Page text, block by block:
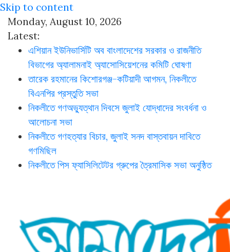
Skip to content
Monday, August 10, 2026
Latest:
এশিয়ান ইউনিভার্সিটি অব বাংলাদেশের সরকার ও রাজনীতি
বিভাগের অ্যালামনাই অ্যাসোসিয়েশনের কমিটি ঘোষণা
তারেক রহমানের কিশোরগঞ্জ-কটিয়াদী আগমন, নিকলীতে
বিএনপির প্রস্তুতি সভা
নিকলীতে গণঅভ্যুত্থান দিবসে জুলাই যোদ্ধাদের সংবর্ধনা ও
আলোচনা সভা
নিকলীতে গণহত্যার বিচার, জুলাই সনদ বাস্তবায়ন দাবিতে
গণমিছিল
নিকলীতে পিস ফ্যাসিলিটেটর গ্রুপের ত্রৈমাসিক সভা অনুষ্ঠিত